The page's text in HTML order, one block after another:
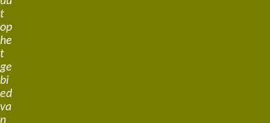
t
op
he
t
ge
bi
ed
va
n